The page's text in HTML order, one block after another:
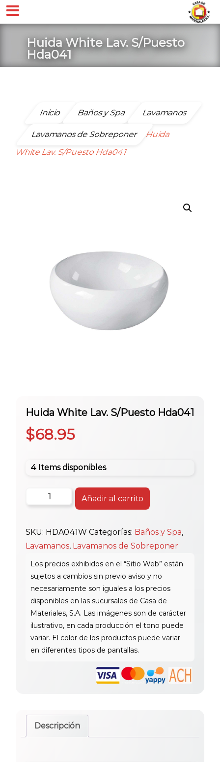
Huida White Lav. S/Puesto
Hda041
Inicio Baños y Spa Lavamanos
Lavamanos de Sobreponer
Huida
White Lav. S/Puesto Hda041
Huida White Lav. S/Puesto Hda041
$68.95
4 Items disponibles
Huida
White
S/Puesto
Hda041
cantidad
Añadir al carrito
SKU: HDA041W Categorías: Baños y Spa,
Lavamanos, Lavamanos de Sobreponer
Descripción